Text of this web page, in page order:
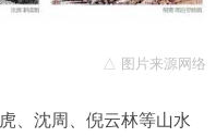
△ 图片来源网络
、沈周、倪云林等山水